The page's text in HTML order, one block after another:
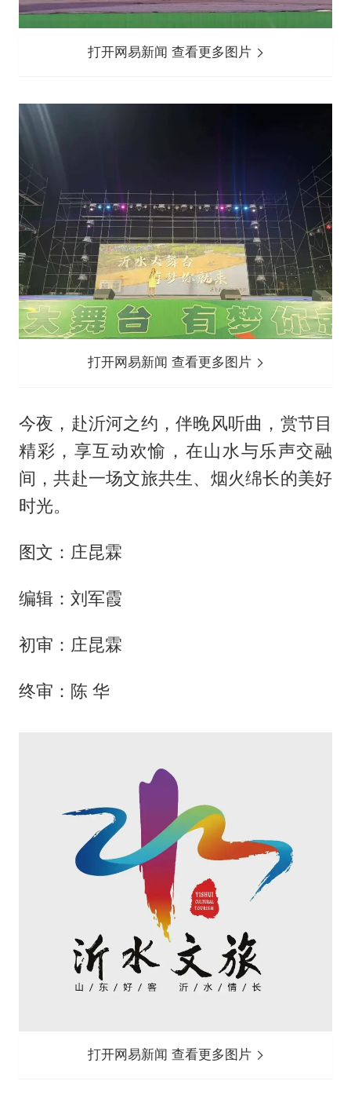
打开网易新闻 查看更多图片
打开网易新闻 查看更多图片
今夜，赴沂河之约，伴晚风听曲，赏节目
精彩，享互动欢愉，在山水与乐声交融
间，共赴一场文旅共生、烟火绵长的美好
时光。
图文：庄昆霖
编辑：刘军霞
初审：庄昆霖
终审：陈 华
打开网易新闻 查看更多图片